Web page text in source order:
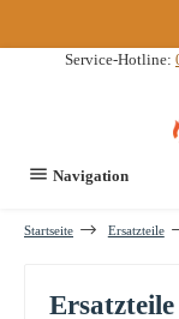
Service-Hotline:
Navigation
Startseite Ersatzteile